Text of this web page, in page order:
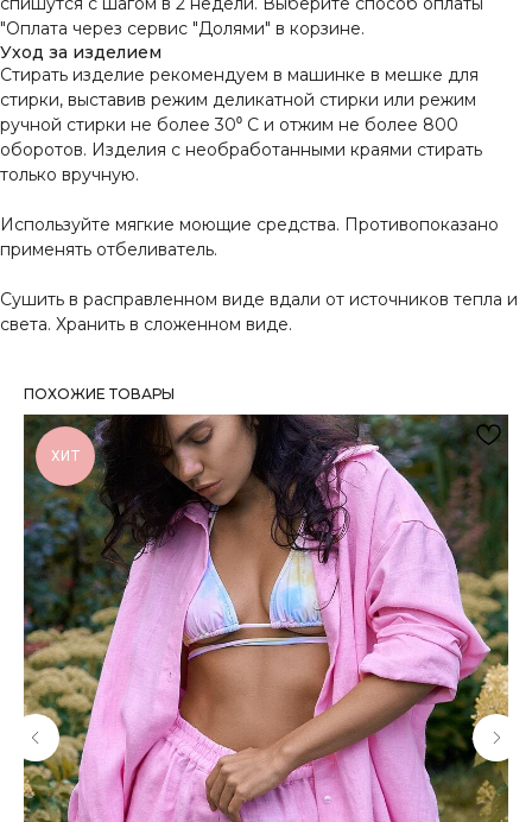
"Оплата через сервис "Долями" в корзине.
Уход за изделием
Стирать изделие рекомендуем в машинке в мешке для
стирки, выставив режим деликатной стирки или режим
ручной стирки не более 30⁰ С и отжим не более 800
оборотов. Изделия с необработанными краями стирать
только вручную.
Используйте мягкие моющие средства. Противопоказано
применять отбеливатель.
Сушить в расправленном виде вдали от источников тепла и
света. Хранить в сложенном виде.
ПОХОЖИЕ ТОВАРЫ
ХИТ
ИСКЛЮЧИТЕЛЬНОЕ КАЧЕСТВО КАЖДОГО
ИЗДЕЛИЯ
Контроль качества на каждом этапе
производства